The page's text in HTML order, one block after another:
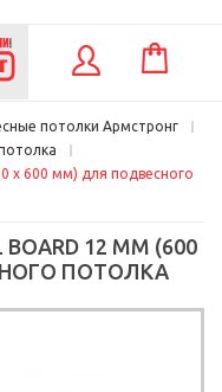
КОРЗИНА
потолки Армстронг
х 600 мм) для подвесного
BOARD 12 ММ (600
ПОТОЛКА